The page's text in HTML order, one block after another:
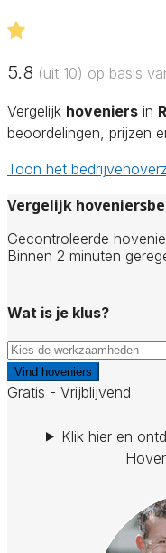
5.8 (uit 10) op basis
Vergelijk hoveniers in
beoordelingen, prijzen
Toon het
Vergelijk
Gecontroleerde
Binnen 2 minuten
Wat is je klus?
Vind hoveniers
Gratis - Vrijblijvend
Klik hier en